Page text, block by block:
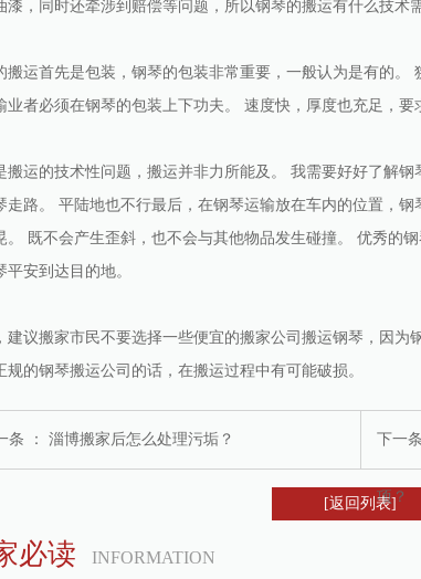
漆，同时还牵涉到赔偿等问题，所以钢琴的搬运有什么技术
搬运首先是包装，钢琴的包装非常重要，一般认为是有的。
业者必须在钢琴的包装上下功夫。 速度快，厚度也充足，要
搬运的技术性问题，搬运并非力所能及。 我需要好好了解
走路。 平陆地也不行最后，在钢琴运输放在车内的位置，
。 既不会产生歪斜，也不会与其他物品发生碰撞。 优秀的
平安到达目的地。
建议搬家市民不要选择一些便宜的搬家公司搬运钢琴，因
规的钢琴搬运公司的话，在搬运过程中有可能破损。
条 ： 淄博搬家后怎么处理污垢？ 下一
项？
[返回列表]
必读 INFORMATION